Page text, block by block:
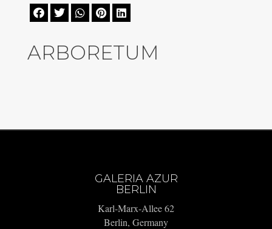
    
ARBORETUM
GALERIA AZUR
BERLIN
Karl-Marx-Allee 62
Berlin, Germany